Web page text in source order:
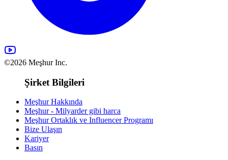
©2026 Meşhur Inc.
Şirket Bilgileri
Meşhur Hakkında
Meşhur - Milyarder gibi harca
Meşhur Ortaklık ve Influencer Programı
Bize Ulaşın
Kariyer
Basın